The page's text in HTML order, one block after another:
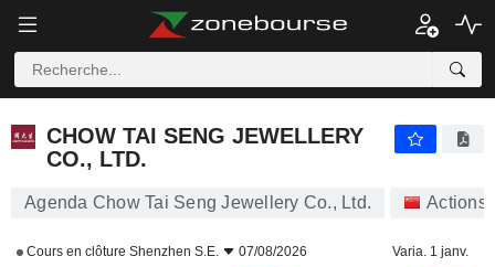
CHOW TAI SENG JEWELLERY CO., LTD.
CHOW TAI SENG JEWELLERY
CO., LTD.
Agenda Chow Tai Seng Jewellery Co., Ltd. Actions
Cours en clôture Shenzhen S.E. 07/08/2026 Varia. 1 janv.